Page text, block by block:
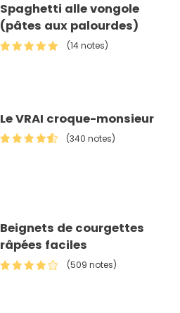
Spaghetti alle vongole
(pâtes aux palourdes)
(14 notes)
Le VRAI croque-monsieur
(340 notes)
Beignets de courgettes
râpées faciles
(509 notes)